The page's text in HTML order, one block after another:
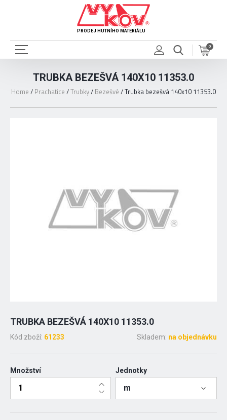
PRODEJ HUTNÍHO MATERIÁLU
0
TRUBKA BEZEŠVÁ 140X10 11353.0
Home / Prachatice /Trubky/ Bezešvé /Trubka bezešvá 140x10 11353.0
TRUBKA BEZEŠVÁ 140X10 11353.0
Kód zboží: 61233 Skladem: na objednávku
Množství Jednotky
m